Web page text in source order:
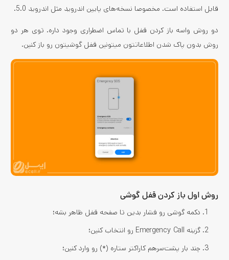
قابل استفاده است. مخصوصا نسخه‌های پایین اندروید مثل اندروید 5.0.
دو روش واسه باز کردن قفل با تماس اضطراری وجود داره. توی هر دو
روش بدون پاک شدن اطلاعاتتون میتونین قفل گوشیتون رو باز کنین.
روش اول باز کردن قفل گوشی
دکمه گوشی رو فشار بدین تا صفحه قفل ظاهر بشه؛
گزینه Emergency Call رو انتخاب کنین؛
چند بار پشت‌سرهم کاراکتر ستاره (*) رو وارد کنین؛